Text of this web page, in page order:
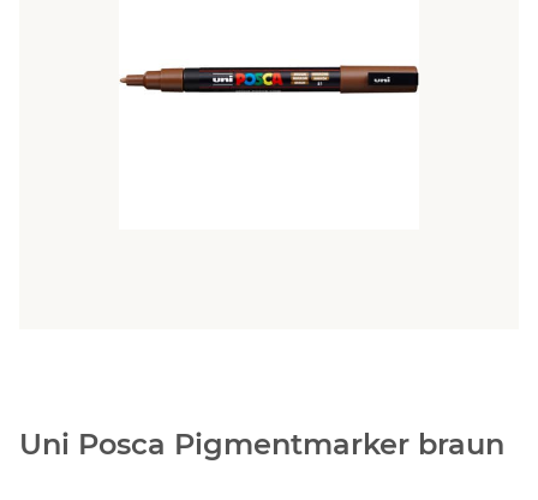
Uni Posca Pigmentmarker braun